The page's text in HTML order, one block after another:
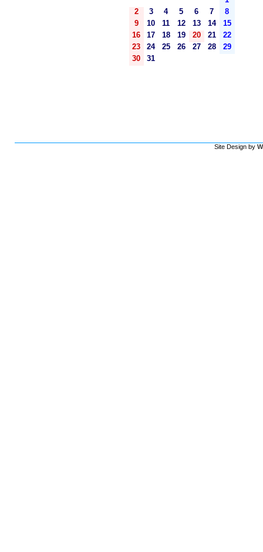
2
3 4 5 6 7
8
9
10 11 12 13 14
15
16
17 18 19 20 21
22
23
24 25 26 27 28
29
30
31
Site Design by